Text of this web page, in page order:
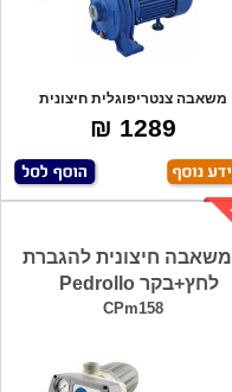
משאבה צנטריפוגלית חיצונית
מקצועית. גוף-
1289 ₪
משאבה חיצונית להגברת
לחץ+בקר Pedrollo
CPm158